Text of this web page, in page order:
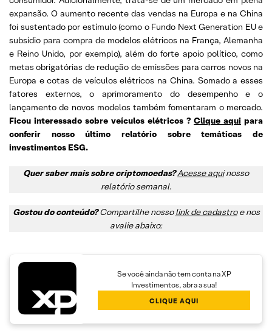
expansão. O aumento recente das vendas na Europa e na China
foi sustentado por estímulo (como o Fundo Next Generation EU e
subsídio para compra de modelos elétricos na França, Alemanha
e Reino Unido, por exemplo), além do forte apoio político, como
metas obrigatórias de redução de emissões para carros novos na
Europa e cotas de veículos elétricos na China. Somado a esses
fatores externos, o aprimoramento do desempenho e o
lançamento de novos modelos também fomentaram o mercado.
Ficou interessado sobre veículos elétricos ? Clique aqui para
conferir nosso último relatório sobre temáticas de
investimentos ESG.
Quer saber mais sobre criptomoedas?Acesse aquinosso
relatório semanal.
Gostou do conteúdo?Compartilhe nossolink de cadastroe nos
avalie abaixo:
Se você ainda não tem conta na XP
Investimentos, abra a sua!
CLIQUE AQUI